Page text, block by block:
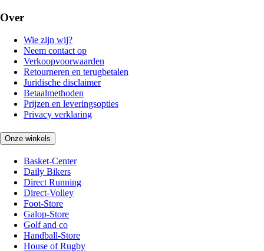
Over
Wie zijn wij?
Neem contact op
Verkoopvoorwaarden
Retourneren en terugbetalen
Juridische disclaimer
Betaalmethoden
Prijzen en leveringsopties
Privacy verklaring
Onze winkels
Basket-Center
Daily Bikers
Direct Running
Direct-Volley
Foot-Store
Galop-Store
Golf and co
Handball-Store
House of Rugby